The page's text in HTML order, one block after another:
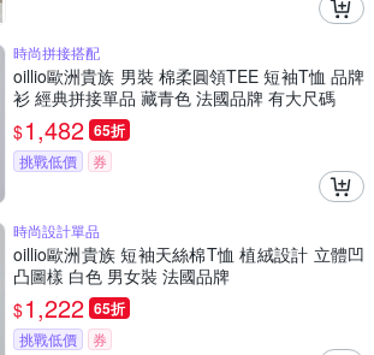
時尚拼接搭配
oillio歐洲貴族 男裝 棉柔圓領TEE 短袖T恤 品牌
衫 經典拼接單品 藏青色 法國品牌 有大尺碼
$1,482 65折
挑戰低價 券
時尚設計單品
oillio歐洲貴族 短袖天絲棉T恤 植絨設計 立體凹
凸圖樣 白色 男女裝 法國品牌
$1,222 65折
挑戰低價 券